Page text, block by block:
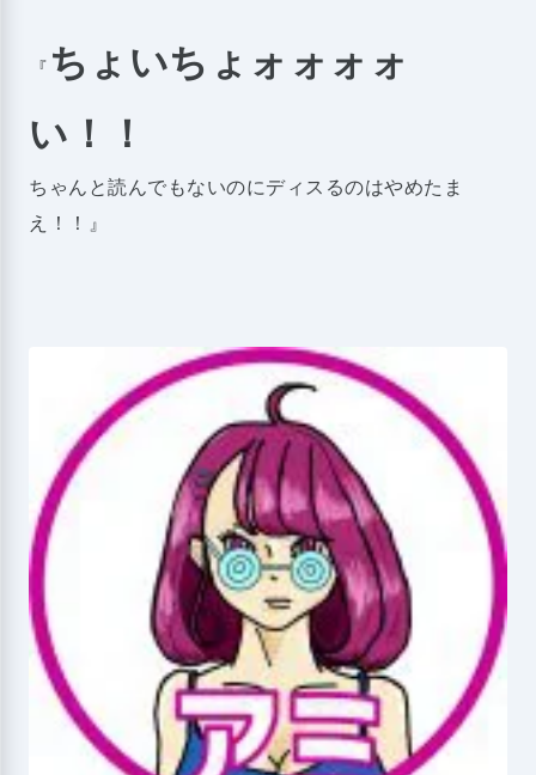
『 ちょいちょォォォォ
い！！
ちゃんと読んでもないのにディスるのはやめたま
え！！』